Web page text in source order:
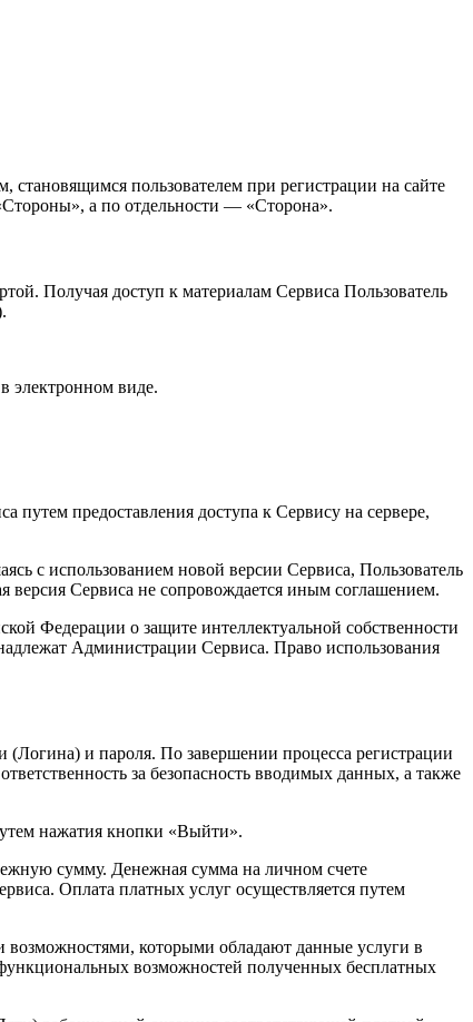
пользователем при регистрации на сайте
а по отдельности — «Сторона».
Получая доступ к материалам Сервиса Пользователь
электронном виде.
путем предоставления доступа к Сервису на сервере,
с использованием новой версии Сервиса, Пользователь
Сервиса не сопровождается иным соглашением.
Федерации о защите интеллектуальной собственности
Администрации Сервиса. Право использования
и пароля. По завершении процесса регистрации
за безопасность вводимых данных, а также
нажатия кнопки «Выйти».
сумму. Денежная сумма на личном счете
Оплата платных услуг осуществляется путем
возможностями, которыми обладают данные услуги в
функциональных возможностей полученных бесплатных